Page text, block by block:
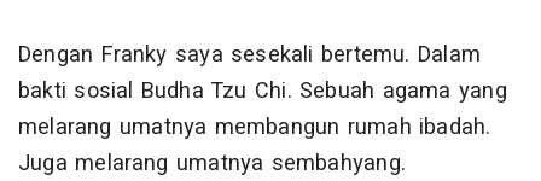
Dengan Franky saya sesekali bertemu. Dalam
bakti sosial Budha Tzu Chi. Sebuah agama yang
melarang umatnya membangun rumah ibadah.
Juga melarang umatnya sembahyang.